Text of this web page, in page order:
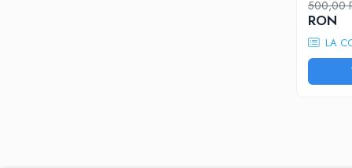
500,00
RON
LA